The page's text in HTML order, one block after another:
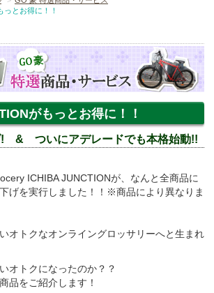
っとお得に！！
がもっとお得に！！
! & ついにアデレードでも本格始動!!
ICHIBA JUNCTIONが、なんと全商品に
げを実行しました！！※商品により異なりま
オトクなオンライングロッサリーへと生まれ
オトクになったのか？？
品をご紹介します！